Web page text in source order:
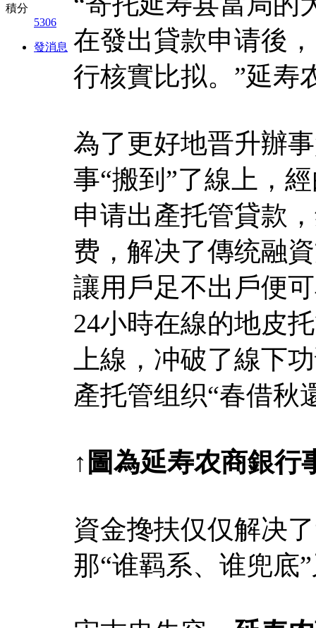
積分
5306
發消息 在發出貸款申请後
行核實比拟。”延寿
為了更好地晋升辦
事“搬到”了線上，
申请出產托管貸款
费，解决了傳统融
讓用戶足不出戶便
24小時在線的地皮
上線，冲破了線下
產托管组织“春借秋
↑ 圖為延寿农商銀行
資金搀扶仅仅解决
那“谁羁系、谁兜底